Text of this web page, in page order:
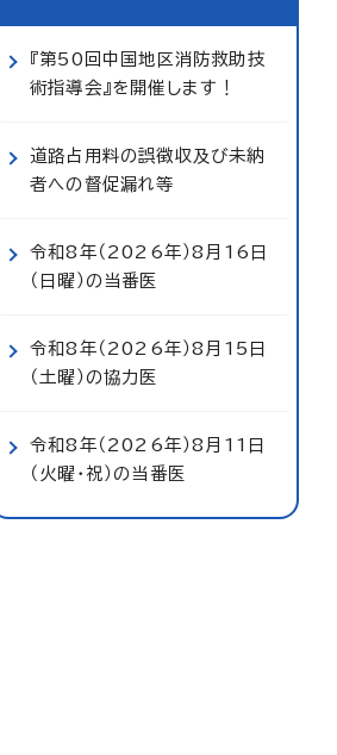
『第50回中国地区消防救助技
術指導会』を開催します！
道路占用料の誤徴収及び未納
者への督促漏れ等
令和8年（2026年）8月16日
（日曜）の当番医
令和8年（2026年）8月15日
（土曜）の協力医
令和8年（2026年）8月11日
（火曜・祝）の当番医